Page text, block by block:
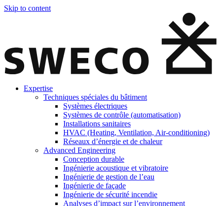
Skip to content
Expertise
Techniques spéciales du bâtiment
Systèmes électriques
Systèmes de contrôle (automatisation)
Installations sanitaires
HVAC (Heating, Ventilation, Air-conditioning)
Réseaux d’énergie et de chaleur
Advanced Engineering
Conception durable
Ingénierie acoustique et vibratoire
Ingénierie de gestion de l’eau
Ingénierie de façade
Ingénierie de sécurité incendie
Analyses d’impact sur l’environnement